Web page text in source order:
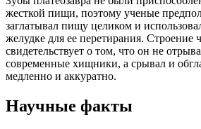
жесткой пищи, поэтому ученые
заглатывал пищу целиком и
желудке для ее перетирания. Строение
свидетельствует о том, что он не
современные хищники, а срывал и
медленно и аккуратно.
Научные факты